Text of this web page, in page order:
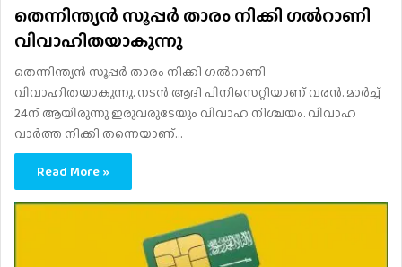
തെന്നിന്ത്യൻ സൂപ്പർ താരം നിക്കി ഗൽറാണി
വിവാഹിതയാകുന്നു
തെന്നിന്ത്യൻ സൂപ്പർ താരം നിക്കി ഗൽറാണി
വിവാഹിതയാകുന്നു. നടൻ ആദി പിനിസെറ്റിയാണ് വരൻ. മാർച്ച്
24ന് ആയിരുന്നു ഇരുവരുടേയും വിവാഹ നിശ്ചയം. വിവാഹ
വാർത്ത നിക്കി തന്നെയാണ്…
Read More »